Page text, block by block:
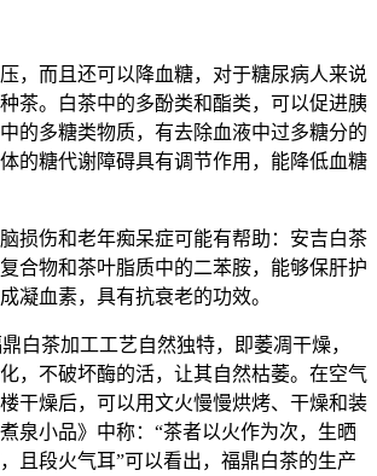
，而且还可以降血糖，对于糖尿病人来说
茶。白茶中的多酚类和酯类，可以促进胰
的多糖类物质，有去除血液中过多糖分的
的糖代谢障碍具有调节作用，能降低血糖
损伤和老年痴呆症可能有帮助：安吉白茶
合物和茶叶脂质中的二苯胺，能够保肝护
凝血素，具有抗衰老的功效。
白茶加工工艺自然独特，即萎凋干燥，
，不破坏酶的活，让其自然枯萎。在空气
干燥后，可以用文火慢慢烘烤、干燥和装
泉小品》中称：“茶者以火作为次，生晒
且段火气耳”可以看出，福鼎白茶的生产